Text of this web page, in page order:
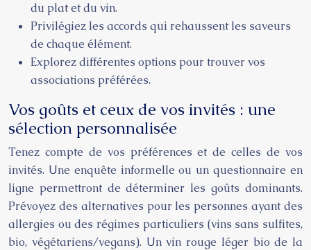
du plat et du vin.
Privilégiez les accords qui rehaussent les saveurs
de chaque élément.
Explorez différentes options pour trouver vos
associations préférées.
Vos goûts et ceux de vos invités : une
sélection personnalisée
Tenez compte de vos préférences et de celles de vos
invités. Une enquête informelle ou un questionnaire en
ligne permettront de déterminer les goûts dominants.
Prévoyez des alternatives pour les personnes ayant des
allergies ou des régimes particuliers (vins sans sulfites,
bio, végétariens/vegans). Un vin rouge léger bio de la